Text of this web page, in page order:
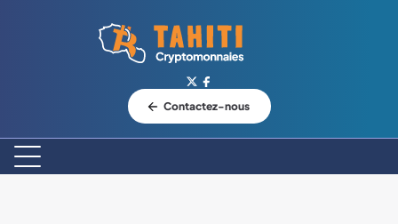
Logo Tahiti-Cryptomonnaies.com
Contactez-nous